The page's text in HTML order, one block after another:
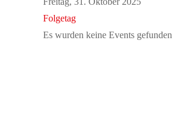
Folgetag
Es wurden keine Events gefunden